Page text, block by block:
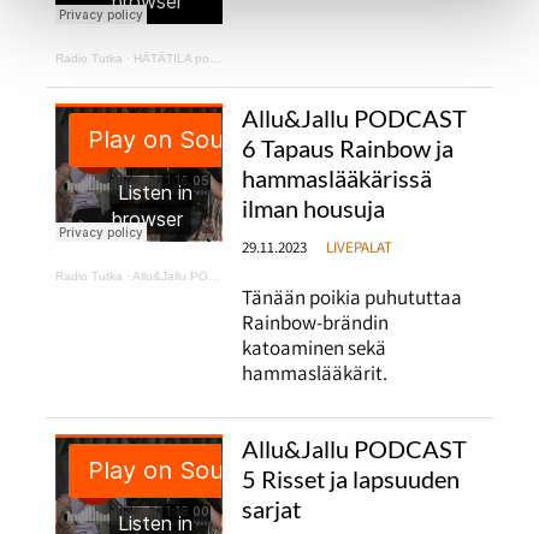
Radio Tutka · HÄTÄTILA podcast 1
Radio Tutka · Allu&Jallu PODCAST 6 Tapaus Rainbow ja hammaslääkärissä ilman housuja
Allu&Jallu PODCAST
6 Tapaus Rainbow ja
hammaslääkärissä
ilman housuja
29.11.2023 LIVEPALAT
Tänään poikia puhututtaa
Rainbow-brändin
katoaminen sekä
hammaslääkärit.
Allu&Jallu PODCAST
5 Risset ja lapsuuden
sarjat